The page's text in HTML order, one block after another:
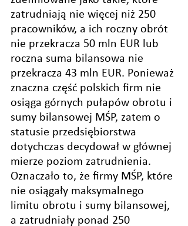
zatrudniają nie więcej niż 250
pracowników, a ich roczny obrót
nie przekracza 50 mln EUR lub
roczna suma bilansowa nie
przekracza 43 mln EUR. Ponieważ
znaczna część polskich firm nie
osiąga górnych pułapów obrotu i
sumy bilansowej MŚP, zatem o
statusie przedsiębiorstwa
dotychczas decydował w głównej
mierze poziom zatrudnienia.
Oznaczało to, że firmy MŚP, które
nie osiągały maksymalnego
limitu obrotu i sumy bilansowej,
a zatrudniały ponad 250